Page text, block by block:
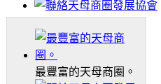
最豐富的天母商圈。